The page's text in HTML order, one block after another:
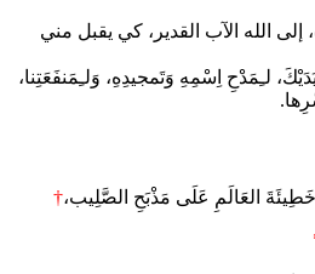
إلى الله الآب القدير، كي يقبل مني
لـِمَدْحِ اِسْمِهِ وَتَمجيدِهِ، وَلـِمَنفَعَتِنا،
العَالَمِ عَلَى مَذْبَحِ الصَّلِيب،†